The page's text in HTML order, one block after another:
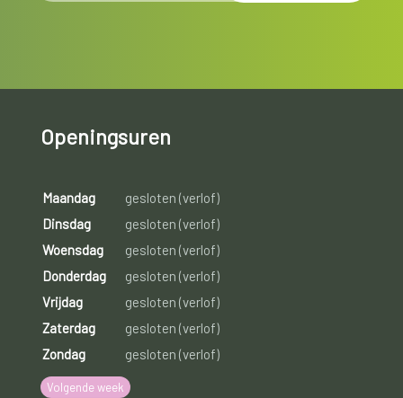
Openingsuren
Maandag
gesloten (verlof)
Dinsdag
gesloten (verlof)
Woensdag
gesloten (verlof)
Donderdag
gesloten (verlof)
Vrijdag
gesloten (verlof)
Zaterdag
gesloten (verlof)
Zondag
gesloten (verlof)
Volgende week